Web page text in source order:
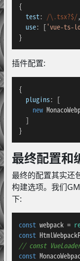
{
test: /\.tsx?$/,
use: ['vue-ts-
}
插件配置:
{
plugins: [
new
  ]
}
最终配置和
最终的配置其实还
构建选项。我们
下:
const webpack =
const
// const
const